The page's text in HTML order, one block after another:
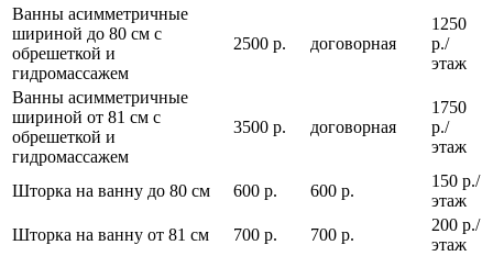
Ванны асимметричные
шириной до 80 см с
обрешеткой и
гидромассажем
2500 р. договорная
1250
р./
этаж
Ванны асимметричные
шириной от 81 см с
обрешеткой и
гидромассажем
3500 р. договорная
1750
р./
этаж
Шторка на ванну до 80 см 600 р. 600 р.
150 р./
этаж
Шторка на ванну от 81 см
700 р. 700 р.
200 р./
этаж